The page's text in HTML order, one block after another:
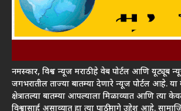
नमस्कार, विश्व न्यूज मराठी हे वेब पोर्टल आणि यूट्यूब
जगभरातील ताज्या बातम्या देणारे न्यूज पोर्टल आहे. या
क्षेत्रातल्या बातम्या आपल्याला मिळाव्यात आणि त्या
विश्वासार्ह असाव्यात हा त्या पाठीमागे उद्देश आहे.